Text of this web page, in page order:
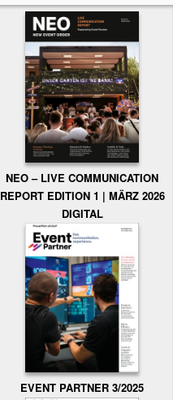
NEO – LIVE COMMUNICATION
REPORT EDITION 1 | MÄRZ 2026
DIGITAL
EVENT PARTNER 3/2025